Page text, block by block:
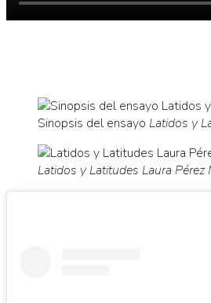
Sinopsis del ensayo Latidos y
Latidos y Latitudes Laura Pérez